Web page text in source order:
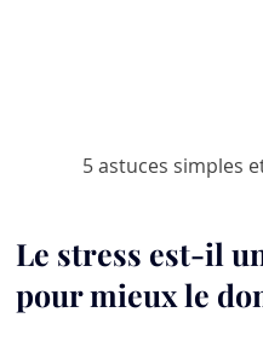
5 astuces simples
Le stress est-il
pour mieux le